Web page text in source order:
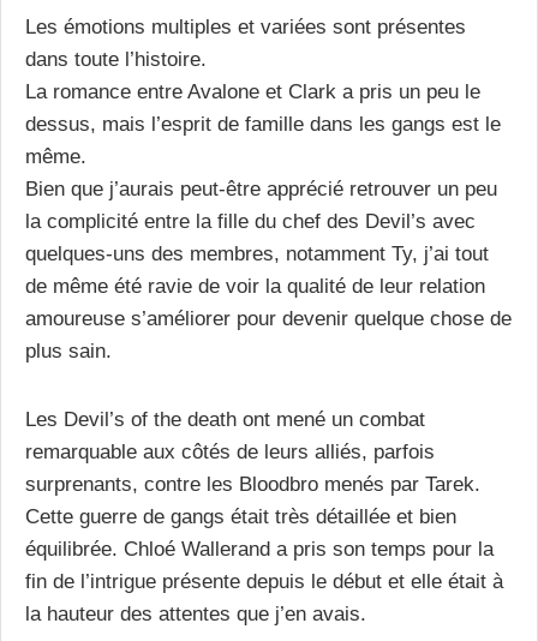
Les émotions multiples et variées sont présentes
dans toute l’histoire.
La romance entre Avalone et Clark a pris un peu le
dessus, mais l’esprit de famille dans les gangs est le
même.
Bien que j’aurais peut-être apprécié retrouver un peu
la complicité entre la fille du chef des Devil’s avec
quelques-uns des membres, notamment Ty, j’ai tout
de même été ravie de voir la qualité de leur relation
amoureuse s’améliorer pour devenir quelque chose de
plus sain.
Les Devil’s of the death ont mené un combat
remarquable aux côtés de leurs alliés, parfois
surprenants, contre les Bloodbro menés par Tarek.
Cette guerre de gangs était très détaillée et bien
équilibrée. Chloé Wallerand a pris son temps pour la
fin de l’intrigue présente depuis le début et elle était à
la hauteur des attentes que j’en avais.